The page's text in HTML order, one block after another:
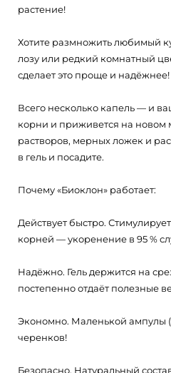
растение!
Хотите размножить любимый
лозу или редкий комнатный
сделает это проще и надёжнее!
Всего несколько капель — и
корни и приживется на новом
растворов, мерных ложек и
в гель и посадите.
Почему «Биоклон» работает:
Действует быстро.
корней — укоренение в 95 %
Надёжно. Гель держится на
постепенно отдаёт полезные
Экономно. Маленькой ампулы
черенков!
Безопасно. Натуральный